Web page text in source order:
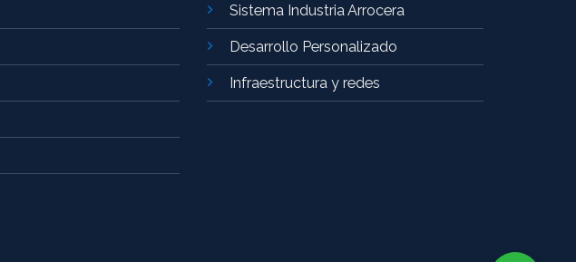
Sistema Industria Arrocera
Desarrollo Personalizado
Infraestructura y redes